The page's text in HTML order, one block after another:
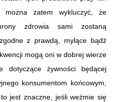
można zatem wykluczyć, że
zdrowia sami zostaną
z prawdą, mylące bądź
mogą oni w dobrej wierze
dotyczące żywności będącej
konsumentom końcowym,
jest znaczne, jeśli weźmie się